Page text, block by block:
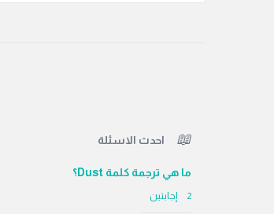
الفوتراحدث الاسئلة
ما هي ترجمة كلمة Dust؟
‫2 إجابتين